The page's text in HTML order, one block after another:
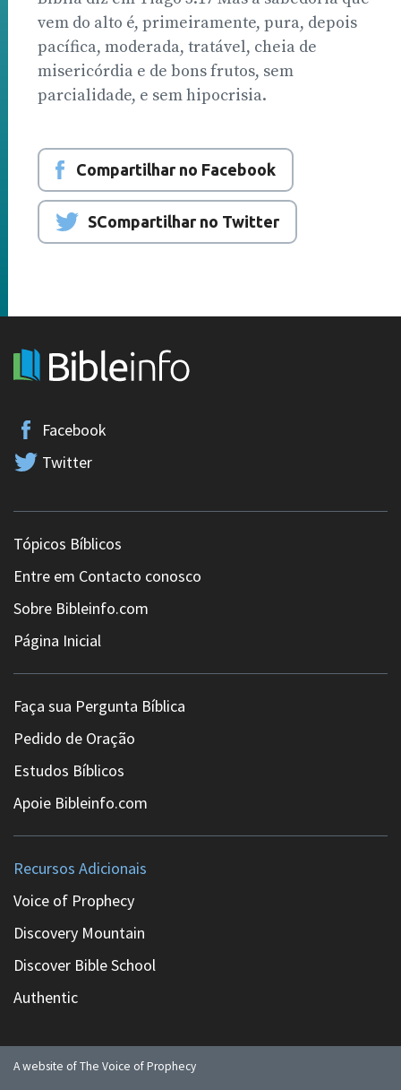
vem do alto é, primeiramente, pura, depois
pacífica, moderada, tratável, cheia de
misericórdia e de bons frutos, sem
parcialidade, e sem hipocrisia.
Compartilhar no Facebook
SCompartilhar no Twitter
Facebook
Twitter
Tópicos Bíblicos
Entre em Contacto conosco
Sobre Bibleinfo.com
Página Inicial
Faça sua Pergunta Bíblica
Pedido de Oração
Estudos Bíblicos
Apoie Bibleinfo.com
Recursos Adicionais
Voice of Prophecy
Discovery Mountain
Discover Bible School
Authentic
A website of The Voice of Prophecy